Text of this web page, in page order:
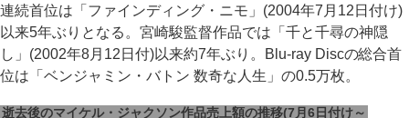
連続首位は「ファインディング・ニモ」(2004年7月12日付け)
以来5年ぶりとなる。宮崎駿監督作品では「千と千尋の神隠
し」(2002年8月12日付)以来約7年ぶり。Blu-ray Discの総合首
位は「ベンジャミン・バトン 数奇な人生」の0.5万枚。
逝去後のマイケル・ジャクソン作品売上額の推移(7月6日付け～